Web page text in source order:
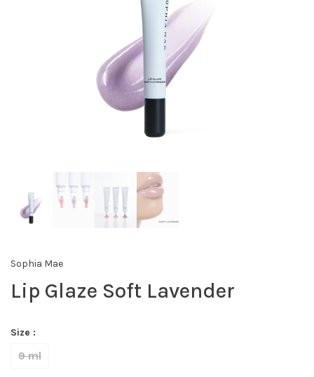
Sophia Mae
Lip Glaze Soft Lavender
Size :
9 ml